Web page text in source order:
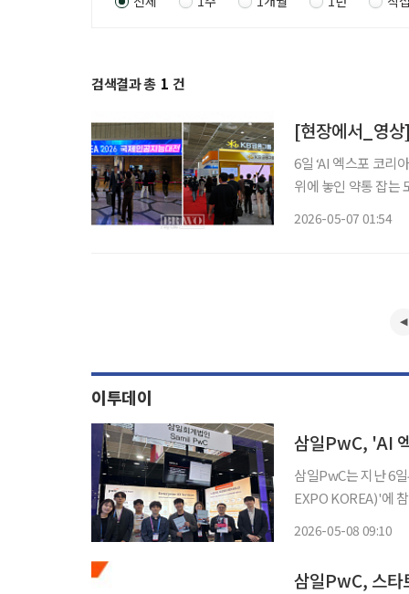
검색결과 총 1 건
[현장에서_영상
6일 ‘AI 엑스포 코리
위에 놓인 약통 잡는
2026-05-07 01:54
이투데이
삼일PwC, 'AI
삼일PwC는 지난 6
EXPO KOREA)'에 참가해
2026-05-08 09:10
삼일PwC, 스타